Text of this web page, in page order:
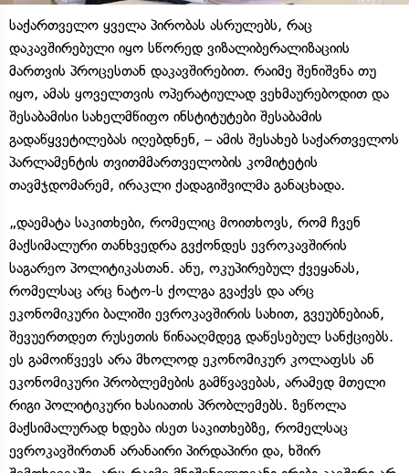
საქართველო ყველა პირობას ასრულებს, რაც
დაკავშირებული იყო სწორედ ვიზალიბერალიზაციის
მართვის პროცესთან დაკავშირებით. რაიმე შენიშვნა თუ
იყო, ამას ყოველთვის ოპერატიულად ვეხმაურებოდით და
შესაბამისი სახელმწიფო ინსტიტუტები შესაბამის
გადაწყვეტილებას იღებდნენ, – ამის შესახებ საქართველოს
პარლამენტის თვითმმართველობის კომიტეტის
თავმჯდომარემ, ირაკლი ქადაგიშვილმა განაცხადა.
„დაემატა საკითხები, რომელიც მოითხოვს, რომ ჩვენ
მაქსიმალური თანხვედრა გვქონდეს ევროკავშირის
საგარეო პოლიტიკასთან. ანუ, ოკუპირებულ ქვეყანას,
რომელსაც არც ნატო-ს ქოლგა გვაქვს და არც
ეკონომიკური ბალიში ევროკავშირის სახით, გვეუბნებიან,
შევუერთდეთ რუსეთის წინააღმდეგ დაწესებულ სანქციებს.
ეს გამოიწვევს არა მხოლოდ ეკონომიკურ კოლაფსს ან
ეკონომიკური პრობლემების გამწვავებას, არამედ მთელი
რიგი პოლიტიკური ხასიათის პრობლემებს. ზეწოლა
მაქსიმალურად ხდება ისეთ საკითხებზე, რომელსაც
ევროკავშირთან არანაირი პირდაპირი და, ხშირ